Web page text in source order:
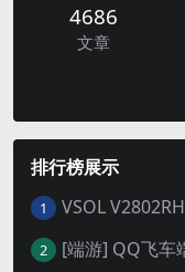
4686
文章
排行榜展示
1
2